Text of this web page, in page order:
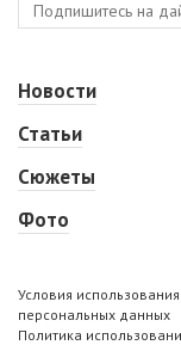
Новости
Статьи
Сюжеты
Фото
Условия
персональных данных
Политика